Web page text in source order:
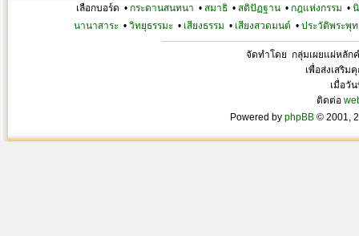
เลือกบอร์ด • กระดานสนทนา • สมาธิ • สติปัฏฐาน • กฎแห่งกรรม •
นานาสาระ• วิทยุธรรมะ• เสียงธรรม • เสียงสวดมนต์ • ประวัติพระพุท
จัดทำโดย กลุ่มเผยแผ่หลัก
เพื่อส่งเสริม
เมื่อวั
ติดต่อ
Powered by phpBB © 2001,